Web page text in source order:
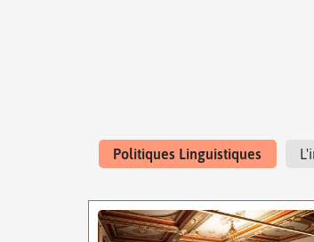
Politiques Linguistiques